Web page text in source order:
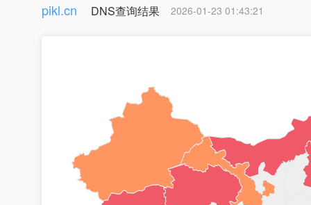
pikl.cn DNS查询结果 2026-01-23 01:43:21